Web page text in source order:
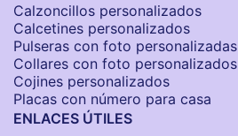
Calzoncillos personalizados​
Calcetines personalizados
Pulseras con foto personalizadas
Collares con foto personalizados
Cojines personalizados
Placas con número para casa
ENLACES ÚTILES